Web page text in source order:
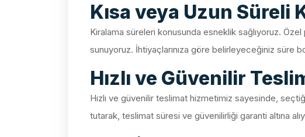
Kısa veya Uzun Süreli
Kiralama süreleri konusunda esneklik sağlıyoruz.
sunuyoruz. İhtiyaçlarınıza göre belirleyeceğiniz süre
Hızlı ve Güvenilir
Hızlı ve güvenilir teslimat hizmetimiz sayesinde,
tutarak, teslimat süresi ve güvenilirliği garanti altına